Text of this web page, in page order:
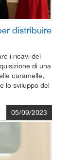
distribuire
i ricavi del
di una
caramelle,
lo sviluppo del
05/09/2023